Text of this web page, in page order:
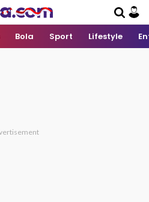
Bola Sport Lifestyle